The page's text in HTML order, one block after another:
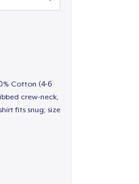
Cotton (4-6
crew-neck,
fits snug; size